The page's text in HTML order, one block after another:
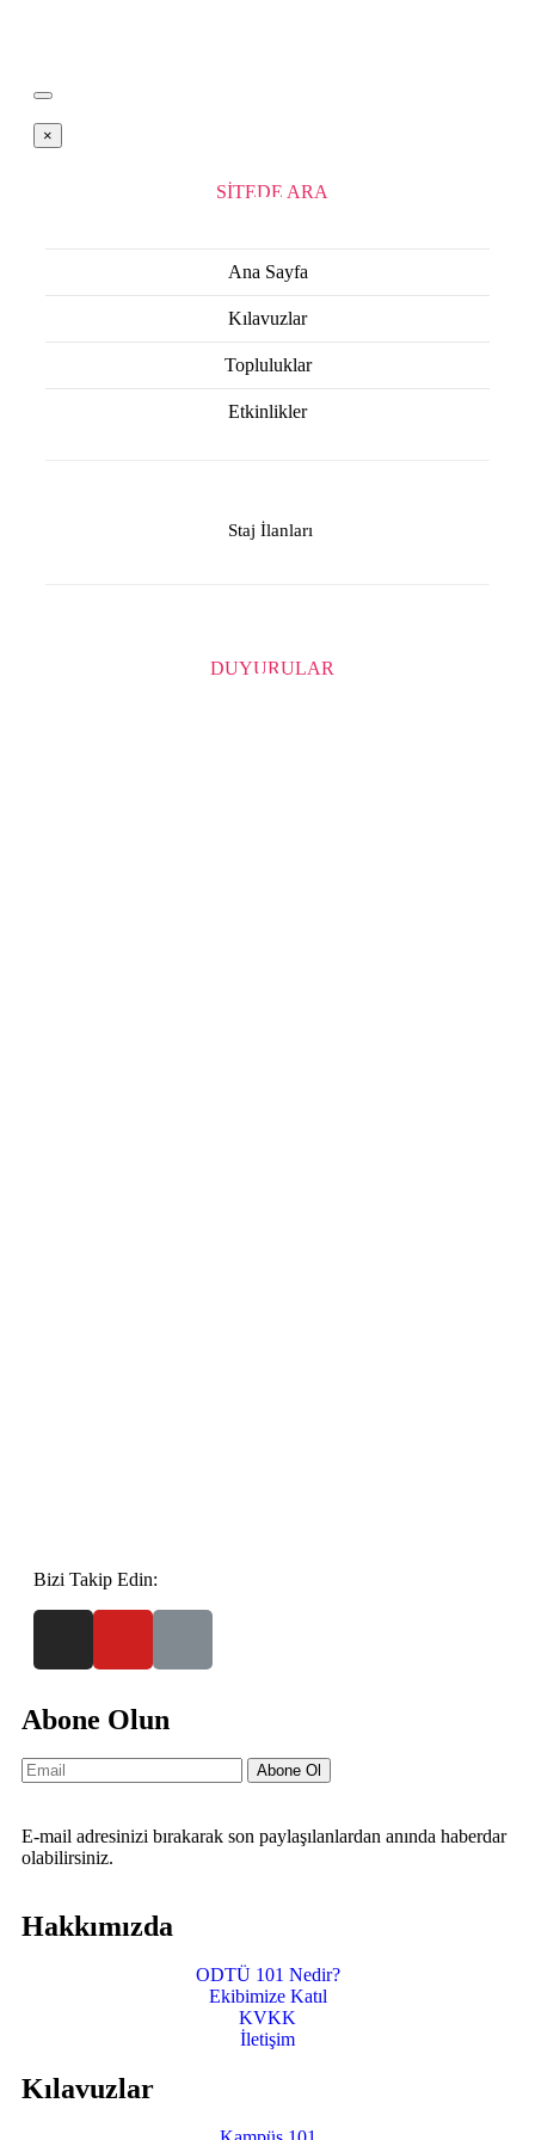
×
SİTEDE ARA
Ana Sayfa
Kılavuzlar
Topluluklar
Etkinlikler
Staj İlanları
DUYURULAR
Bizi Takip Edin:
Abone Olun
Abone Ol
E-mail adresinizi bırakarak son paylaşılanlardan anında haberdar
olabilirsiniz.
Hakkımızda
ODTÜ 101 Nedir?
Ekibimize Katıl
KVKK
İletişim
Kılavuzlar